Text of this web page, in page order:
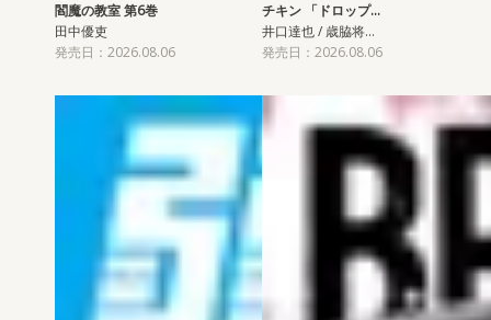
閻魔の教室 第6巻
田中優吏
発売日：2026.08.06
チキン 「ドロップ…
井口達也 / 歳脇将…
発売日：2026.08.06